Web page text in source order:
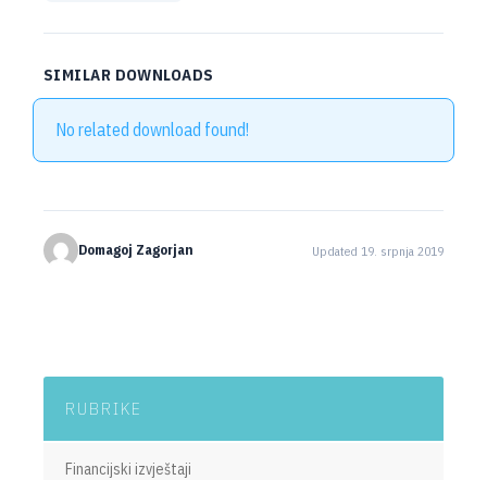
SIMILAR DOWNLOADS
No related download found!
Domagoj Zagorjan Updated 19. srpnja 2019
RUBRIKE
Financijski izvještaji